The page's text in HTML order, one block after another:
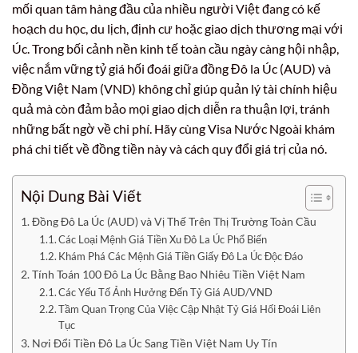
mối quan tâm hàng đầu của nhiều người Việt đang có kế
hoạch du học, du lịch, định cư hoặc giao dịch thương mại với
Úc. Trong bối cảnh nền kinh tế toàn cầu ngày càng hội nhập,
việc nắm vững tỷ giá hối đoái giữa đồng Đô la Úc (AUD) và
Đồng Việt Nam (VND) không chỉ giúp quản lý tài chính hiệu
quả mà còn đảm bảo mọi giao dịch diễn ra thuận lợi, tránh
những bất ngờ về chi phí. Hãy cùng Visa Nước Ngoài khám
phá chi tiết về đồng tiền này và cách quy đổi giá trị của nó.
Nội Dung Bài Viết
Đồng Đô La Úc (AUD) và Vị Thế Trên Thị Trường Toàn Cầu
Các Loại Mệnh Giá Tiền Xu Đô La Úc Phổ Biến
Khám Phá Các Mệnh Giá Tiền Giấy Đô La Úc Độc Đáo
Tính Toán 100 Đô La Úc Bằng Bao Nhiêu Tiền Việt Nam
Các Yếu Tố Ảnh Hưởng Đến Tỷ Giá AUD/VND
Tầm Quan Trọng Của Việc Cập Nhật Tỷ Giá Hối Đoái Liên
Tục
Nơi Đổi Tiền Đô La Úc Sang Tiền Việt Nam Uy Tín